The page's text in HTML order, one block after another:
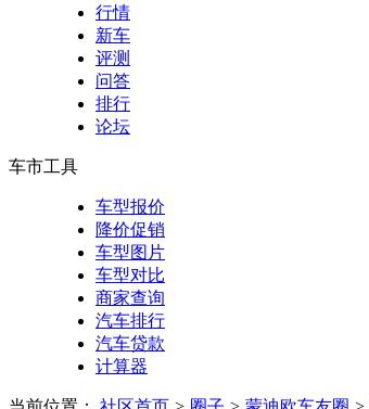
行情
新车
评测
问答
排行
论坛
车市工具
车型报价
降价促销
车型图片
车型对比
商家查询
汽车排行
汽车贷款
计算器